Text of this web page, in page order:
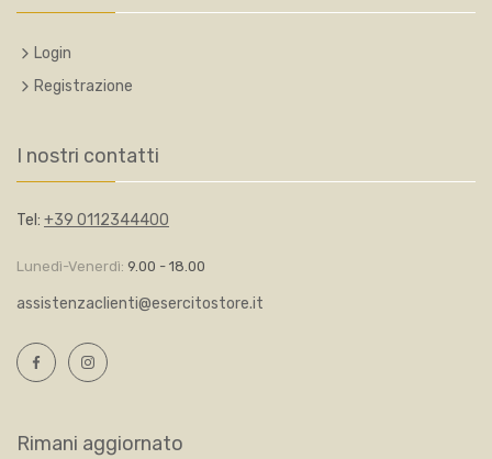
Login
Registrazione
I nostri contatti
Tel: +39 0112344400
Lunedì-Venerdì: 9.00 - 18.00
assistenzaclienti@esercitostore.it
Rimani aggiornato